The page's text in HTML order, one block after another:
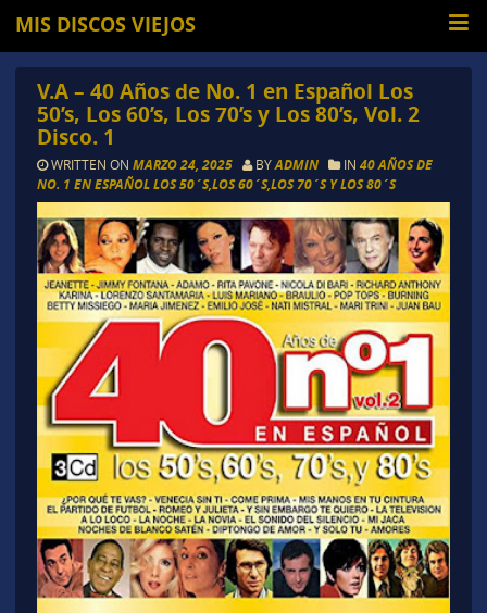
MIS DISCOS VIEJOS
V.A – 40 Años de No. 1 en Español Los
50’s, Los 60’s, Los 70’s y Los 80’s, Vol. 2
Disco. 1
WRITTEN ON MARZO 24, 2025 BYADMIN IN 40 AÑOS DE
NO. 1 EN ESPAÑOL LOS 50´S,LOS 60´S,LOS 70´S Y LOS 80´S